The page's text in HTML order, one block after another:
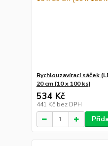
Rychlouzavírací sáček
20 cm [10 x 100 ks]
534 Kč
441 Kč bez DPH